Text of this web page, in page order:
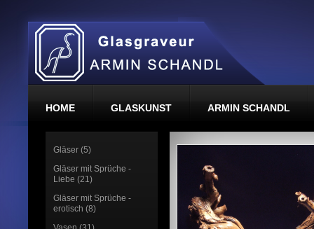
HOME GLASKUNST ARMIN SCHANDL
Gläser (5)
Gläser mit Sprüche -
Liebe (21)
Gläser mit Sprüche -
erotisch (8)